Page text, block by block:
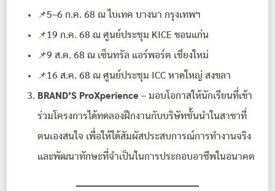
📌5–6 ก.ค. 68 ณ ไบเทค บางนา กรุงเทพฯ
📌19 ก.ค. 68 ณ ศูนย์ประชุม KICE ขอนแก่น
📌9 ส.ค. 68 ณ เซ็นทรัล แอร์พอร์ต เชียงใหม่
📌16 ส.ค. 68 ณ ศูนย์ประชุม ICC หาดใหญ่ สงขลา
BRAND’S ProXperience – มอบโอกาสให้นักเรียนที่เข้า
ร่วมโครงการได้ทดลองฝึกงานกับบริษัทชั้นนำในสาขาที่
ตนเองสนใจ เพื่อให้ได้สัมผัสประสบการณ์การทำงานจริง
และพัฒนาทักษะที่จำเป็นในการประกอบอาชีพในอนาคต